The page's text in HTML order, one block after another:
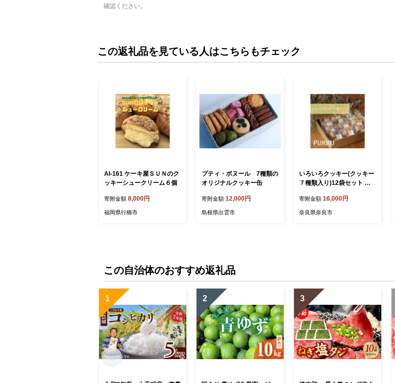
確認ください。
この返礼品を見ている人はこちらもチェック
AI-161 ケーキ屋ＳＵＮのク
ッキーシュークリーム６個
寄附金額 8,000円
福岡県行橋市
プティ・ボヌール 7種類の
オリジナルクッキー缶
寄附金額 12,000円
島根県出雲市
いろいろクッキー(クッキー
７種類入り)12袋セット シ
県 奈良市 なら 16-004
寄附金額 16,000円
奈良県奈良市
この自治体のおすすめ返礼品
1 2 3